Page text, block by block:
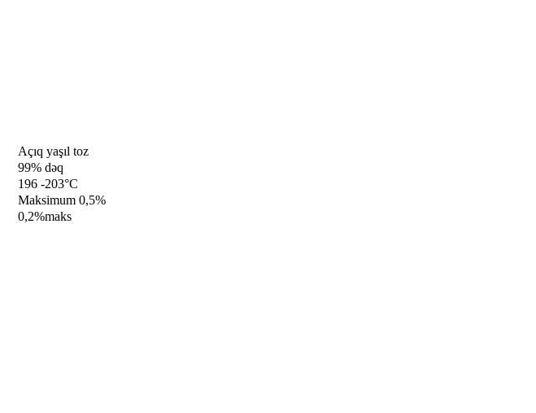
Açıq yaşıl toz
99% dəq
196 -203°C
Maksimum 0,5%
0,2%maks